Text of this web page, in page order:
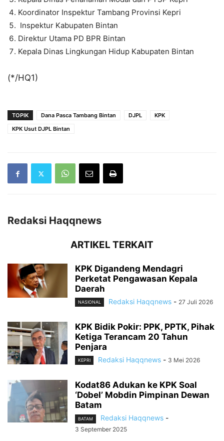
Koordinator Inspektur Tambang Provinsi Kepri
Inspektur Kabupaten Bintan
Direktur Utama PD BPR Bintan
Kepala Dinas Lingkungan Hidup Kabupaten Bintan
(*/HQ1)
TOPIK Dana Pasca Tambang Bintan DJPL
KPK
KPK Usut DJPL Bintan
Redaksi Haqqnews
ARTIKEL TERKAIT
KPK Digandeng Mendagri
Perketat Pengawasan Kepala
Daerah
NASIONAL Redaksi Haqqnews - 27 Juli 2026
KPK Bidik Pokir: PPK, PPTK, Pihak
Ketiga Terancam 20 Tahun
Penjara
KEPRI Redaksi Haqqnews - 3 Mei 2026
Kodat86 Adukan ke KPK Soal
‘Dobel’ Mobdin Pimpinan Dewan
Batam
BATAM Redaksi Haqqnews -
3 September 2025